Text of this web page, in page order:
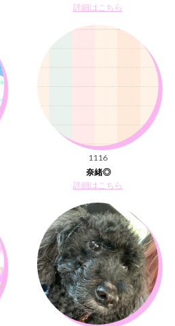
詳細はこちら
1116
奈緒◎
詳細はこちら